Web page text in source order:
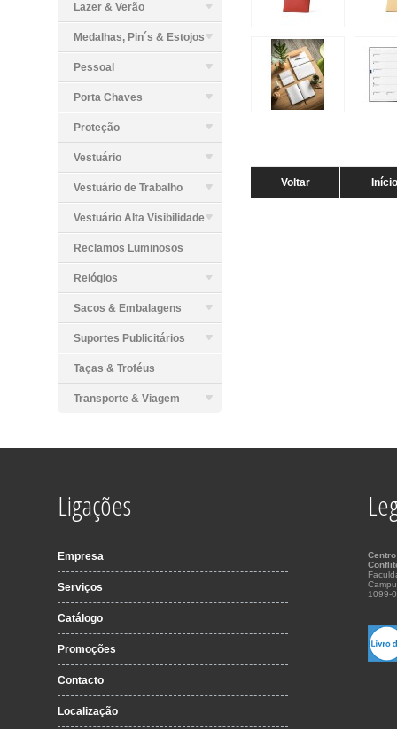
Lazer & Verão
Medalhas, Pin´s & Estojos
Pessoal
Porta Chaves
Proteção
Vestuário
Vestuário de Trabalho
Vestuário Alta Visibilidade
Reclamos Luminosos
Relógios
Sacos & Embalagens
Suportes Publicitários
Taças & Troféus
Transporte & Viagem
Voltar Início
Ligações
Empresa
Serviços
Catálogo
Promoções
Contacto
Localização
1099-